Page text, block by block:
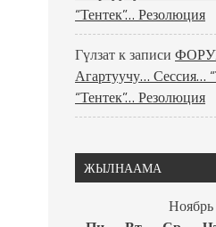
“Тентек”… Резолюция
Гүлзатк записи
Агартуучу… Сессия…
“Тентек”… Резолюция
ЖЫЛНААМА